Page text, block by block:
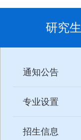
研究生
通知公告
专业设置
招生信息